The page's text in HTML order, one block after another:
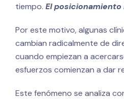
tiempo. El
Por este motivo, algunas
cambian radicalmente de
cuando empiezan a
esfuerzos comienzan a dar
Este fenómeno se analiza